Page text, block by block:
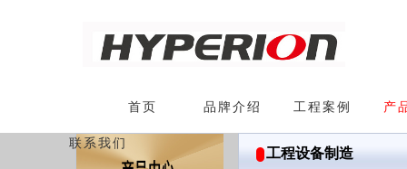
首页 品牌介绍 工程案例 产
联系我们
工程设备制造